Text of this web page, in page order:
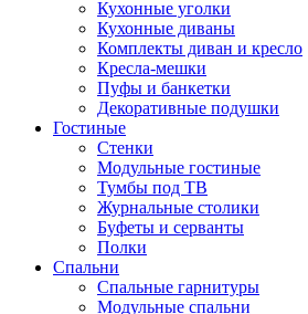
Кухонные уголки
Кухонные диваны
Комплекты диван и кресло
Кресла-мешки
Пуфы и банкетки
Декоративные подушки
Гостиные
Стенки
Модульные гостиные
Тумбы под ТВ
Журнальные столики
Буфеты и серванты
Полки
Спальни
Спальные гарнитуры
Модульные спальни